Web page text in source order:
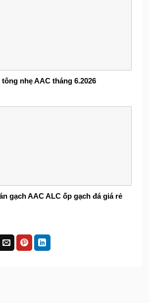
nhẹ AAC tháng 6.2026
gạch AAC ALC ốp gạch đá giá rẻ